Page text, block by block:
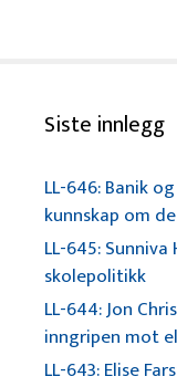
Siste innlegg
LL-646: Banik
kunnskap om
LL-645:
skolepolitikk
LL-644: Jon
inngripen mot
LL-643: Elise